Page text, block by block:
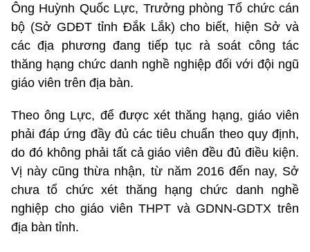
Ông Huỳnh Quốc Lực, Trưởng phòng Tổ chức cán
bộ (Sở GDĐT tỉnh Đắk Lắk) cho biết, hiện Sở và
các địa phương đang tiếp tục rà soát công tác
thăng hạng chức danh nghề nghiệp đối với đội ngũ
giáo viên trên địa bàn.
Theo ông Lực, để được xét thăng hạng, giáo viên
phải đáp ứng đầy đủ các tiêu chuẩn theo quy định,
do đó không phải tất cả giáo viên đều đủ điều kiện.
Vị này cũng thừa nhận, từ năm 2016 đến nay, Sở
chưa tổ chức xét thăng hạng chức danh nghề
nghiệp cho giáo viên THPT và GDNN-GDTX trên
địa bàn tỉnh.